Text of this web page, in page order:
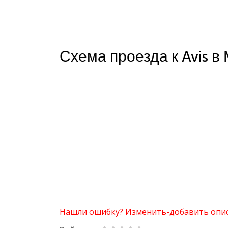
Схема проезда к Avis в
Нашли ошибку? Изменить-добавить